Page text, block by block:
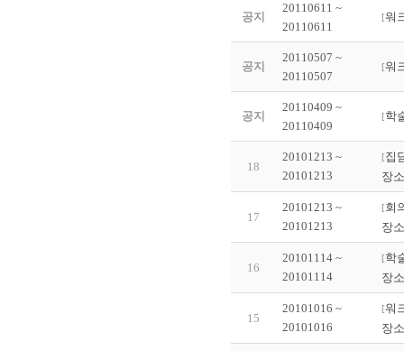
공지
20110611 ~
20110611
[워
공지
20110507 ~
20110507
[워
공지
20110409 ~
20110409
[학
18
20101213 ~
20101213
[집
장
17
20101213 ~
20101213
[회
장
16
20101114 ~
20101114
[학
장
15
20101016 ~
20101016
[워
장